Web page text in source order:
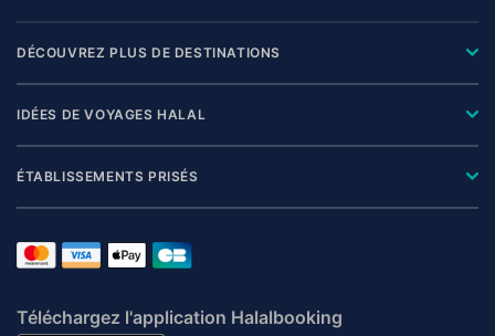
DÉCOUVREZ PLUS DE DESTINATIONS
IDÉES DE VOYAGES HALAL
ÉTABLISSEMENTS PRISÉS
Téléchargez l'application Halalbooking